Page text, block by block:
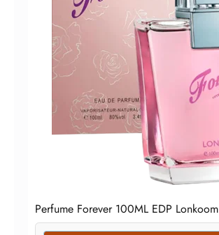
Perfume Forever 100ML EDP Lonkoom